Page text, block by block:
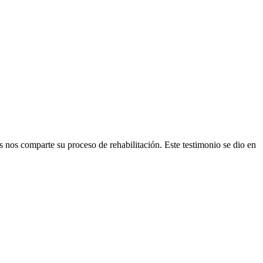
comparte su proceso de rehabilitación. Este testimonio se dio en